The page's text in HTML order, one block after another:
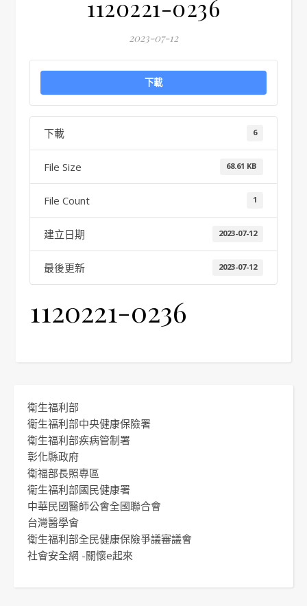
1120221-0236
2023-07-12
下載
下載 6
File Size 68.61 KB
File Count 1
建立日期 2023-07-12
最後更新 2023-07-12
1120221-0236
衛生福利部
衛生福利部中央健康保險署
衛生福利部疾病管制署
彰化縣政府
衛福部長照專區
衛生福利部國民健康署
中華民國醫師公會全國聯合會
台灣醫學會
衛生福利部全民健康保險爭議審議會
社會安全網 -關懷e起來